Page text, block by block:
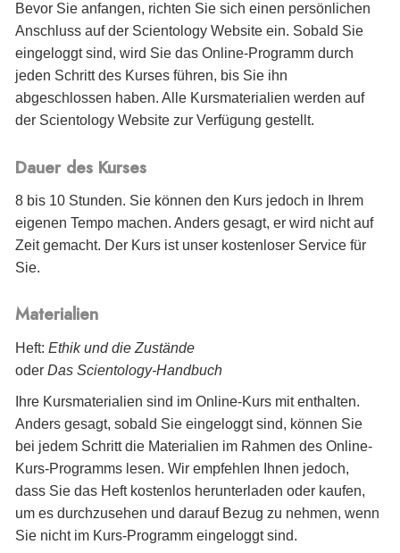
Bevor Sie anfangen, richten Sie sich einen persönlichen
Anschluss auf der Scientology Website ein. Sobald Sie
eingeloggt sind, wird Sie das Online-Programm durch
jeden Schritt des Kurses führen, bis Sie ihn
abgeschlossen haben. Alle Kursmaterialien werden auf
der Scientology Website zur Verfügung gestellt.
Dauer des Kurses
8 bis 10 Stunden. Sie können den Kurs jedoch in Ihrem
eigenen Tempo machen. Anders gesagt, er wird nicht auf
Zeit gemacht. Der Kurs ist unser kostenloser Service für
Sie.
Materialien
Heft: Ethik und die Zustände
oder Das Scientology-Handbuch
Ihre Kursmaterialien sind im Online-Kurs mit enthalten.
Anders gesagt, sobald Sie eingeloggt sind, können Sie
bei jedem Schritt die Materialien im Rahmen des Online-
Kurs-Programms lesen. Wir empfehlen Ihnen jedoch,
dass Sie das Heft kostenlos herunterladen oder kaufen,
um es durchzusehen und darauf Bezug zu nehmen, wenn
Sie nicht im Kurs-Programm eingeloggt sind.